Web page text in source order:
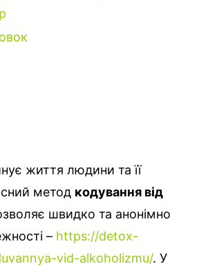
життя людини та її
метод кодування від
швидко та анонімно
– https://detox-
vid-alkoholizmu/. У